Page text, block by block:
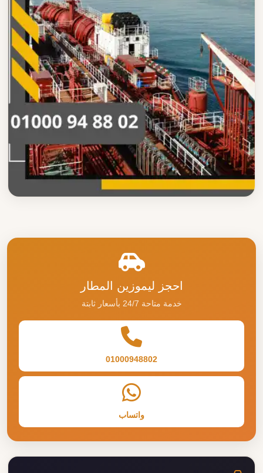
خدمات التاكسي في مدينة السويس وسيلة مريحة...
احجز ليموزين المطار
خدمة متاحة 24/7 بأسعار ثابتة
01000948802
واتساب